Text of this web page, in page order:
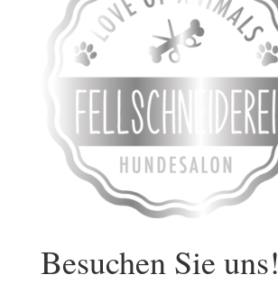
Besuchen Sie uns!